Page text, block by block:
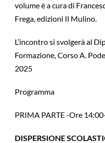
volume è a cura di
Frega, edizioni Il Mulino.
L’incontro si svolgerà al
Formazione, Corso A.
2025
Programma
PRIMA PARTE -Ore
DISPERSIONE